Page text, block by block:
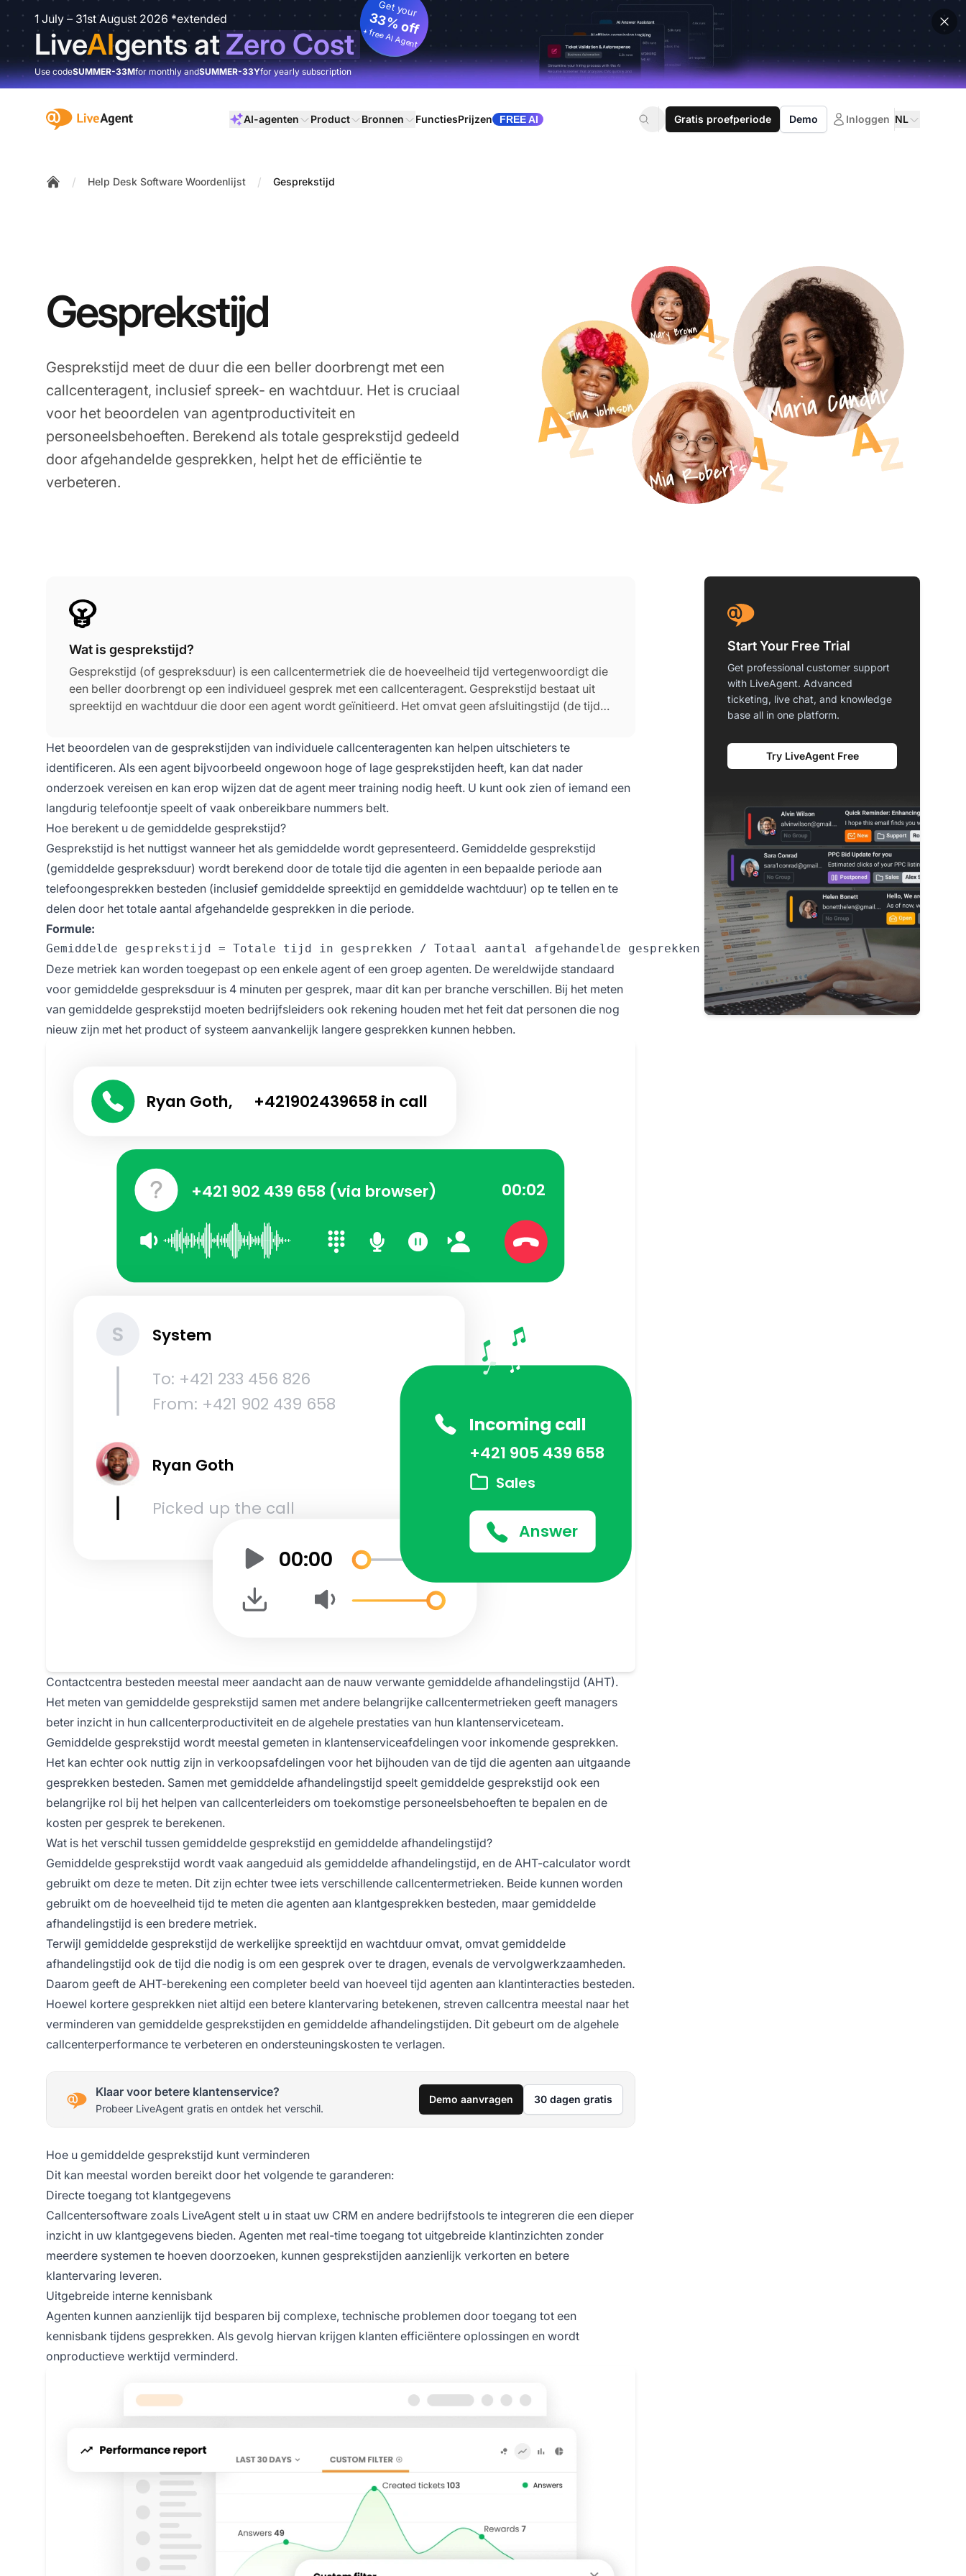
1 July – 31st August 2026 *extended
LiveAIgents atZero Cost
Get your
33% off
+ free AI Agent
Use codeSUMMER-33Mfor monthly andSUMMER-33Yfor yearly subscription
:site.title AI-agenten Product Bronnen FunctiesPrijzen FREE AI Gratis proefperiode Demo Inloggen NL
/ Help Desk Software Woordenlijst / Gesprekstijd
Gesprekstijd
Gesprekstijd meet de duur die een beller doorbrengt met een
callcenteragent, inclusief spreek- en wachtduur. Het is cruciaal
voor het beoordelen van agentproductiviteit en
personeelsbehoeften. Berekend als totale gesprekstijd gedeeld
door afgehandelde gesprekken, helpt het de efficiëntie te
verbeteren.
Wat is gesprekstijd?
Gesprekstijd (of gespreksduur) is een callcentermetriek die de hoeveelheid tijd vertegenwoordigt die
een beller doorbrengt op een individueel gesprek met een callcenteragent. Gesprekstijd bestaat uit
spreektijd en wachtduur die door een agent wordt geïnitieerd. Het omvat geen afsluitingstijd (de tijd
Het beoordelen van de gesprekstijden van individuele callcenteragenten kan helpen uitschieters te
identificeren. Als een agent bijvoorbeeld ongewoon hoge of lage gesprekstijden heeft, kan dat nader
onderzoek vereisen en kan erop wijzen dat de agent meer training nodig heeft. U kunt ook zien of iemand een
langdurig telefoontje speelt of vaak onbereikbare nummers belt.
Hoe berekent u de gemiddelde gesprekstijd?
Gesprekstijd is het nuttigst wanneer het als gemiddelde wordt gepresenteerd. Gemiddelde gesprekstijd
(gemiddelde gespreksduur) wordt berekend door de totale tijd die agenten in een bepaalde periode aan
telefoongesprekken besteden (inclusief gemiddelde spreektijd en gemiddelde wachtduur) op te tellen en te
delen door het totale aantal afgehandelde gesprekken in die periode.
Formule:
Deze metriek kan worden toegepast op een enkele agent of een groep agenten. De wereldwijde standaard
voor gemiddelde gespreksduur is 4 minuten per gesprek, maar dit kan per branche verschillen. Bij het meten
van gemiddelde gesprekstijd moeten bedrijfsleiders ook rekening houden met het feit dat personen die nog
nieuw zijn met het product of systeem aanvankelijk langere gesprekken kunnen hebben.
Contactcentra besteden meestal meer aandacht aan de nauw verwante gemiddelde afhandelingstijd (AHT).
Het meten van gemiddelde gesprekstijd samen met andere belangrijke callcentermetrieken geeft managers
beter inzicht in hun callcenterproductiviteit en de algehele prestaties van hun klantenserviceteam.
Gemiddelde gesprekstijd wordt meestal gemeten in klantenserviceafdelingen voor inkomende gesprekken.
Het kan echter ook nuttig zijn in verkoopsafdelingen voor het bijhouden van de tijd die agenten aan uitgaande
gesprekken besteden. Samen met gemiddelde afhandelingstijd speelt gemiddelde gesprekstijd ook een
belangrijke rol bij het helpen van callcenterleiders om toekomstige personeelsbehoeften te bepalen en de
kosten per gesprek te berekenen.
Wat is het verschil tussen gemiddelde gesprekstijd en gemiddelde afhandelingstijd?
Gemiddelde gesprekstijd wordt vaak aangeduid als gemiddelde afhandelingstijd, en de AHT-calculator wordt
gebruikt om deze te meten. Dit zijn echter twee iets verschillende callcentermetrieken. Beide kunnen worden
gebruikt om de hoeveelheid tijd te meten die agenten aan klantgesprekken besteden, maar gemiddelde
afhandelingstijd is een bredere metriek.
Terwijl gemiddelde gesprekstijd de werkelijke spreektijd en wachtduur omvat, omvat gemiddelde
afhandelingstijd ook de tijd die nodig is om een gesprek over te dragen, evenals de vervolgwerkzaamheden.
Daarom geeft de AHT-berekening een completer beeld van hoeveel tijd agenten aan klantinteracties besteden.
Hoewel kortere gesprekken niet altijd een betere klantervaring betekenen, streven callcentra meestal naar het
verminderen van gemiddelde gesprekstijden en gemiddelde afhandelingstijden. Dit gebeurt om de algehele
callcenterperformance te verbeteren en ondersteuningskosten te verlagen.
Klaar voor betere klantenservice?
Probeer LiveAgent gratis en ontdek het verschil.
Demo aanvragen 30 dagen gratis
Hoe u gemiddelde gesprekstijd kunt verminderen
Dit kan meestal worden bereikt door het volgende te garanderen:
Directe toegang tot klantgegevens
Callcentersoftware zoals LiveAgent stelt u in staat uw CRM en andere bedrijfstools te integreren die een dieper
inzicht in uw klantgegevens bieden. Agenten met real-time toegang tot uitgebreide klantinzichten zonder
meerdere systemen te hoeven doorzoeken, kunnen gesprekstijden aanzienlijk verkorten en betere
klantervaring leveren.
Uitgebreide interne kennisbank
Agenten kunnen aanzienlijk tijd besparen bij complexe, technische problemen door toegang tot een
kennisbank tijdens gesprekken. Als gevolg hiervan krijgen klanten efficiëntere oplossingen en wordt
onproductieve werktijd verminderd.
Start Your Free Trial
Get professional customer support
with LiveAgent. Advanced
ticketing, live chat, and knowledge
base all in one platform.
Try LiveAgent Free